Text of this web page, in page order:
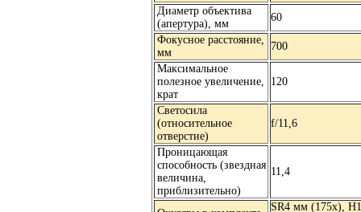
Диаметр объектива
(апертура), мм
60
Фокусное расстояние,
мм
700
Максимальное
полезное увеличение,
крат
120
Светосила
(относительное
отверстие)
f/11,6
Проницающая
способность (звездная
величина,
приблизительно)
11,4
SR4 мм (175х),